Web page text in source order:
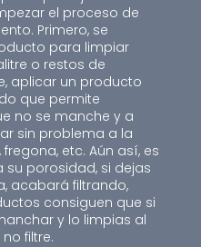
el proceso de
Primero, se
para limpiar
o restos de
aplicar un producto
que permite
no se manche y a
sin problema a la
etc. Aún así, es
su porosidad, si dejas
acabará filtrando,
consiguen que si
y lo limpias al
filtre.